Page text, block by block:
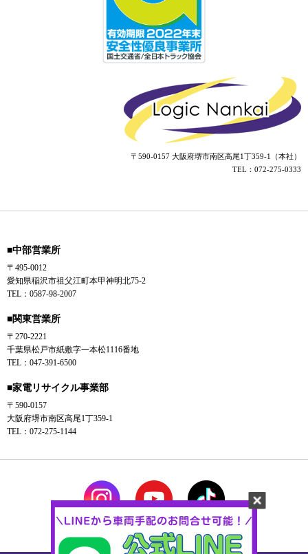
〒590-0157 大阪府堺市南区高尾1丁359-1（本社）
TEL：072-275-0333
■中部営業所
〒495-0012
愛知県稲沢市祖父江町本甲神明北75-2
TEL：0587-98-2007
■関東営業所
〒270-2221
千葉県松戸市紙敷字一本松1116番地
TEL：047-391-6500
■家電リサイクル事業部
〒590-0157
大阪府堺市南区高尾1丁359-1
TEL：072-275-1144
YouTube Tiktok